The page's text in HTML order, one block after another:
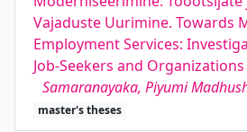
Vajaduste Uurimine. Towards
Employment Services:
Job-Seekers and Organizations
Samaranayaka, Piyumi
master's theses